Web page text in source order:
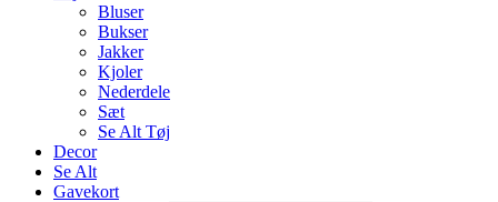
Bluser
Bukser
Jakker
Kjoler
Nederdele
Sæt
Se Alt Tøj
Decor
Se Alt
Gavekort